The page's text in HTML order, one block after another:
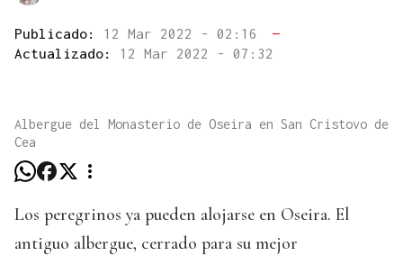
Publicado: 12 Mar 2022 - 02:16
—
Actualizado: 12 Mar 2022 - 07:32
Albergue del Monasterio de Oseira en San Cristovo de
Cea
Los peregrinos ya pueden alojarse en Oseira. El
antiguo albergue, cerrado para su mejor